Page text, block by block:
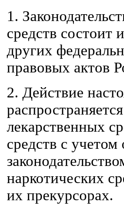
1.
средств состоит
других
правовых актов
2. Действие
лекарственных
средств с
наркотических
их прекурсорах.